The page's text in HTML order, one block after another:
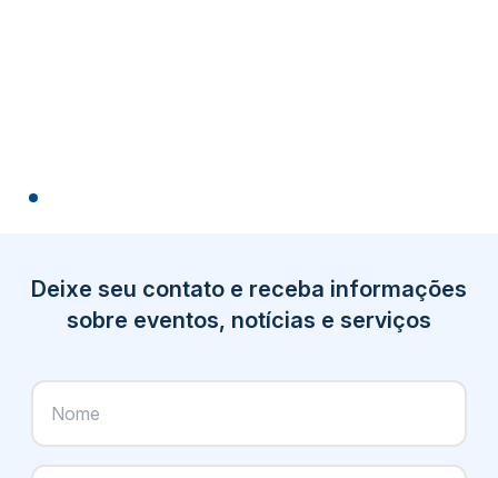
Deixe seu contato e receba informações
sobre eventos, notícias e serviços